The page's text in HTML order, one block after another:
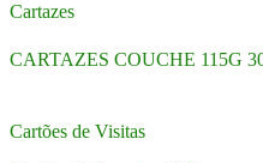
Cartazes
CARTAZES COUCHE 115G
Cartões de Visitas